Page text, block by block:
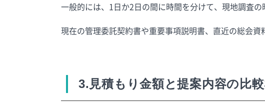
一般的には、1日か2日の間に時間を分けて、現地調査
現在の管理委託契約書や重要事項説明書、直近の総会資
3.見積もり金額と提案内容の比